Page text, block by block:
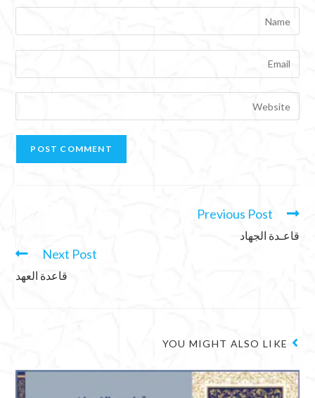
Previous Post
قاعـدة الجهاد
Next Post
قاعدة العهد
YOU MIGHT ALSO LIKE